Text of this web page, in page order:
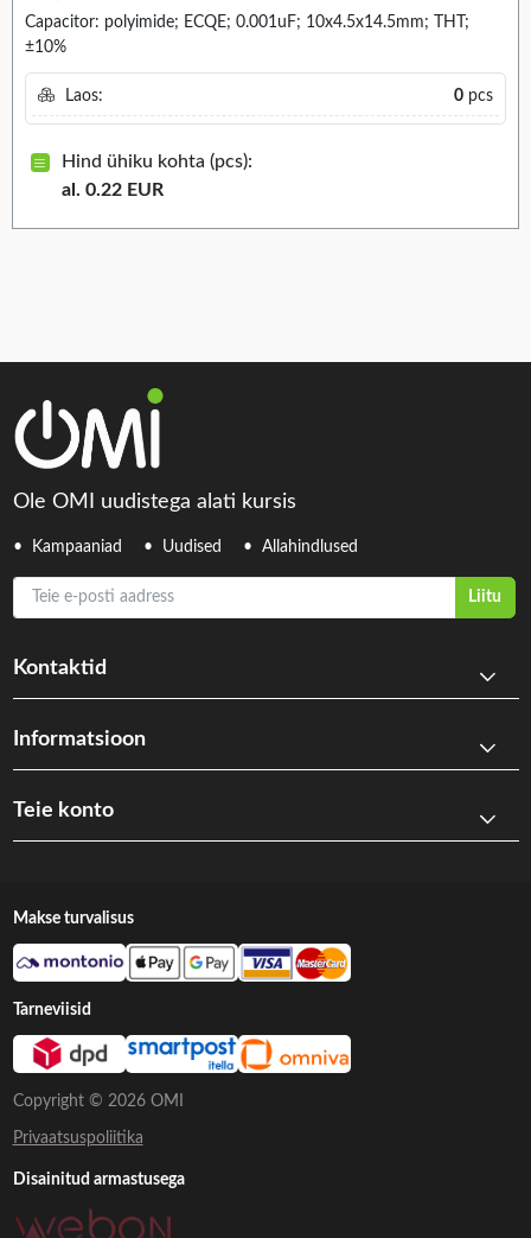
Capacitor: polyimide; ECQE; 0.001uF; 10x4.5x14.5mm; THT;
±10%
Laos: 0 pcs
Hind ühiku kohta (pcs):
al. 0.22 EUR
Ole OMI uudistega alati kursis
Kampaaniad Uudised Allahindlused
Teie e-posti aadress
Liitu
Kontaktid
Informatsioon
Teie konto
Copyright © 2026 OMI
Privaatsuspoliitika
Makse turvalisus
Tarneviisid
Disainitud armastusega